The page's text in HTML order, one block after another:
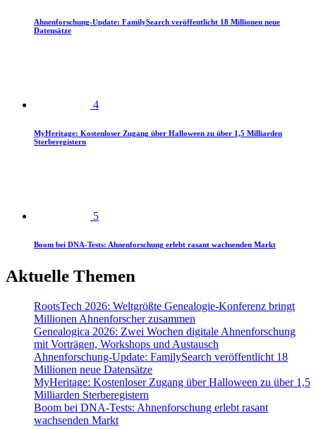
Ahnenforschung-Update: FamilySearch veröffentlicht 18 Millionen neue
Datensätze
4
MyHeritage: Kostenloser Zugang über Halloween zu über 1,5 Milliarden
Sterberegistern
5
Boom bei DNA-Tests: Ahnenforschung erlebt rasant wachsenden Markt
Aktuelle Themen
RootsTech 2026: Weltgrößte Genealogie-Konferenz bringt
Millionen Ahnenforscher zusammen
Genealogica 2026: Zwei Wochen digitale Ahnenforschung
mit Vorträgen, Workshops und Austausch
Ahnenforschung-Update: FamilySearch veröffentlicht 18
Millionen neue Datensätze
MyHeritage: Kostenloser Zugang über Halloween zu über 1,5
Milliarden Sterberegistern
Boom bei DNA-Tests: Ahnenforschung erlebt rasant
wachsenden Markt